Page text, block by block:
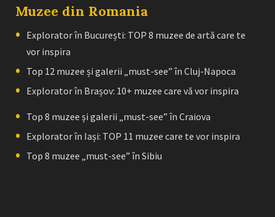
Muzee din Romania
Explorator în București: TOP 8 muzee de artă care te
vor inspira
Top 12 muzee și galerii „must-see” în Cluj-Napoca
Explorator în Brașov: 10+ muzee care vă vor inspira
Top 8 muzee și galerii „must-see” în Craiova
Explorator în Iași: TOP 11 muzee care te vor inspira
Top 8 muzee „must-see” în Sibiu